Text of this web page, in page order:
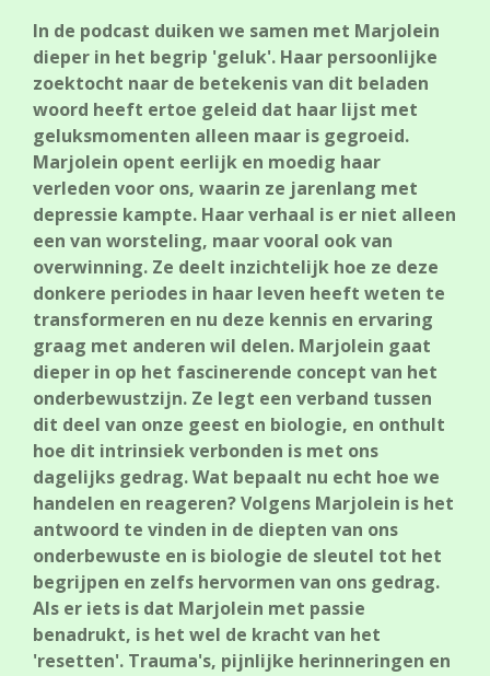
In de podcast duiken we samen met Marjolein
dieper in het begrip 'geluk'. Haar persoonlijke
zoektocht naar de betekenis van dit beladen
woord heeft ertoe geleid dat haar lijst met
geluksmomenten alleen maar is gegroeid.
Marjolein opent eerlijk en moedig haar
verleden voor ons, waarin ze jarenlang met
depressie kampte. Haar verhaal is er niet alleen
een van worsteling, maar vooral ook van
overwinning. Ze deelt inzichtelijk hoe ze deze
donkere periodes in haar leven heeft weten te
transformeren en nu deze kennis en ervaring
graag met anderen wil delen. Marjolein gaat
dieper in op het fascinerende concept van het
onderbewustzijn. Ze legt een verband tussen
dit deel van onze geest en biologie, en onthult
hoe dit intrinsiek verbonden is met ons
dagelijks gedrag. Wat bepaalt nu echt hoe we
handelen en reageren? Volgens Marjolein is het
antwoord te vinden in de diepten van ons
onderbewuste en is biologie de sleutel tot het
begrijpen en zelfs hervormen van ons gedrag.
Als er iets is dat Marjolein met passie
benadrukt, is het wel de kracht van het
'resetten'. Trauma's, pijnlijke herinneringen en